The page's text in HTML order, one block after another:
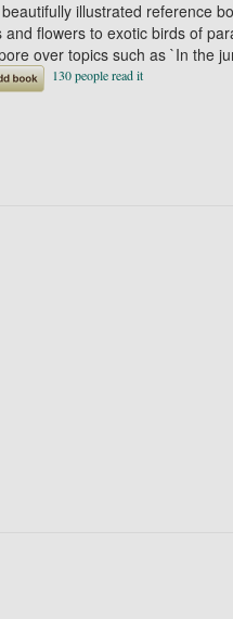
illustrated reference
and flowers to exotic birds of
over topics such as `In the